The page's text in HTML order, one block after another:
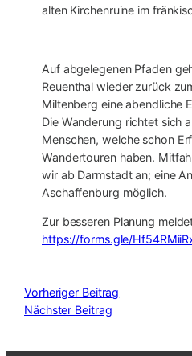
alten Kirchenruine im
Auf abgelegenen Pfaden
Reuenthal wieder zurück
Miltenberg eine abendliche
Die Wanderung richtet sich
Menschen, welche schon
Wandertouren haben.
wir ab Darmstadt an; eine
Aschaffenburg möglich.
Zur besseren Planung
https://forms.gle/
Vorheriger Beitrag
Nächster Beitrag